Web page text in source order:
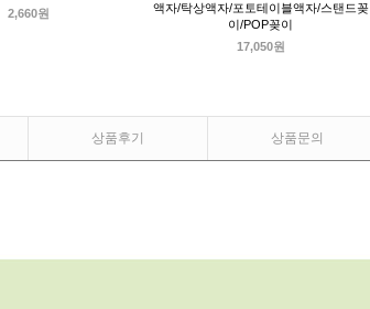
2,660원
액자/탁상액자/포토테이블액자/스탠드꽂
이/POP꽂이
17,050원
상품후기 상품문의